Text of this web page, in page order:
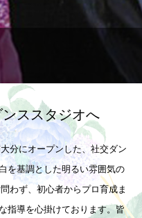
ススタジオへ
分にオープンした、社交ダン
を基調とした明るい雰囲気の
わず、初心者からプロ育成ま
指導を心掛けております。皆